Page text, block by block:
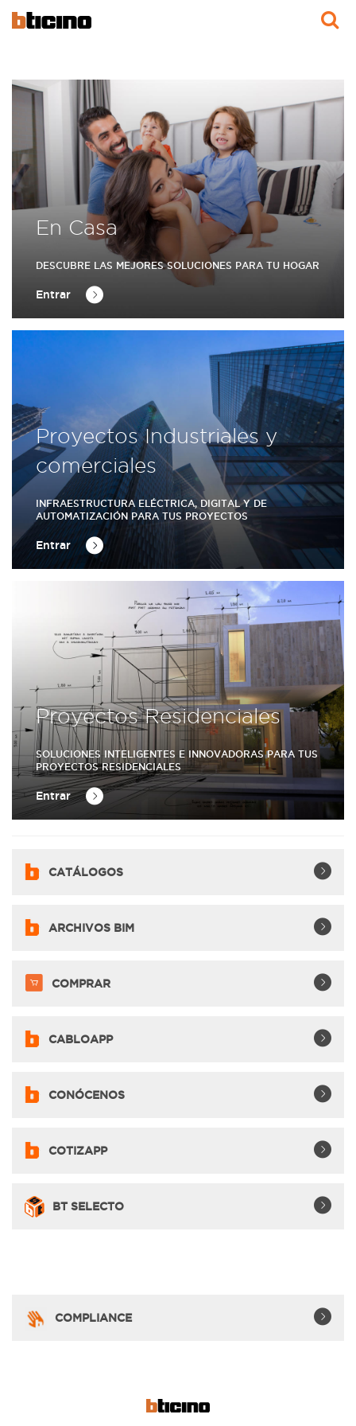
En Casa
DESCUBRE LAS MEJORES SOLUCIONES PARA TU HOGAR
Entrar
Proyectos Industriales y
comerciales
INFRAESTRUCTURA ELÉCTRICA, DIGITAL Y DE
AUTOMATIZACIÓN PARA TUS PROYECTOS
Entrar
Proyectos Residenciales
SOLUCIONES INTELIGENTES E INNOVADORAS PARA TUS
PROYECTOS RESIDENCIALES
Entrar
CATÁLOGOS
ARCHIVOS BIM
COMPRAR
CABLOAPP
CONÓCENOS
COTIZAPP
BT SELECTO
COMPLIANCE